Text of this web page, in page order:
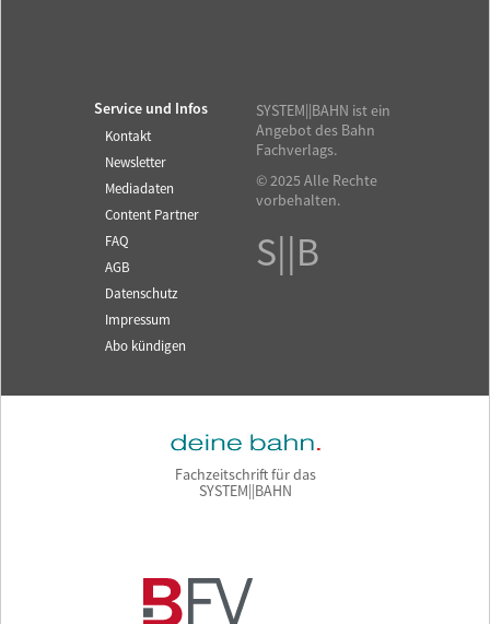
Service und Infos
Kontakt
Newsletter
Mediadaten
Content Partner
FAQ
AGB
Datenschutz
Impressum
Abo kündigen
SYSTEM||BAHN ist ein
Angebot des Bahn
Fachverlags.
© 2025 Alle Rechte
vorbehalten.
S||B
Fachzeitschrift für das
SYSTEM||BAHN